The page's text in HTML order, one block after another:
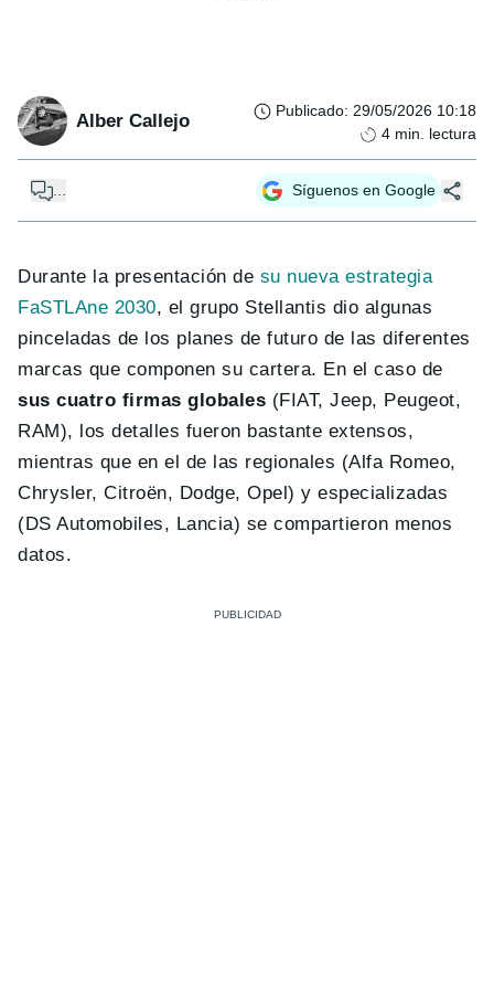
Alber Callejo Publicado: 29/05/2026 10:18
4 min. lectura
... Síguenos en Google
Durante la presentación de su nueva estrategia
FaSTLAne 2030, el grupo Stellantis dio algunas
pinceladas de los planes de futuro de las diferentes
marcas que componen su cartera. En el caso de
sus cuatro firmas globales (FIAT, Jeep, Peugeot,
RAM), los detalles fueron bastante extensos,
mientras que en el de las regionales (Alfa Romeo,
Chrysler, Citroën, Dodge, Opel) y especializadas
(DS Automobiles, Lancia) se compartieron menos
datos.